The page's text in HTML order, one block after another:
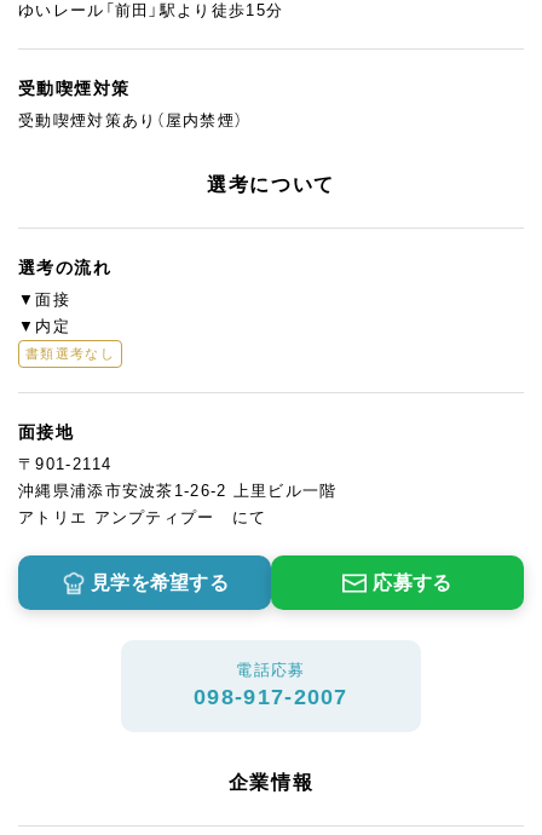
ゆいレール「前田」駅より徒歩15分
受動喫煙対策
受動喫煙対策あり（屋内禁煙）
選考について
選考の流れ
▼面接
▼内定
書類選考なし
面接地
〒901-2114
沖縄県浦添市安波茶1-26-2 上里ビル一階
アトリエ アンプティプー にて
見学を希望する 応募する
電話応募
098-917-2007
企業情報